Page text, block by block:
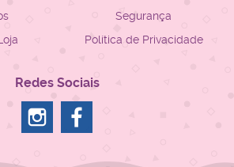
Segurança
Política de Privacidade
Redes Sociais